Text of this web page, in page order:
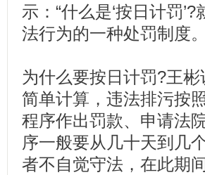
示：“什么是‘按日计罚
法行为的一种处罚制度
为什么要按日计罚?王
简单计算，违法排污按
程序作出罚款、申请法
序一般要从几十天到几
者不自觉守法，在此期